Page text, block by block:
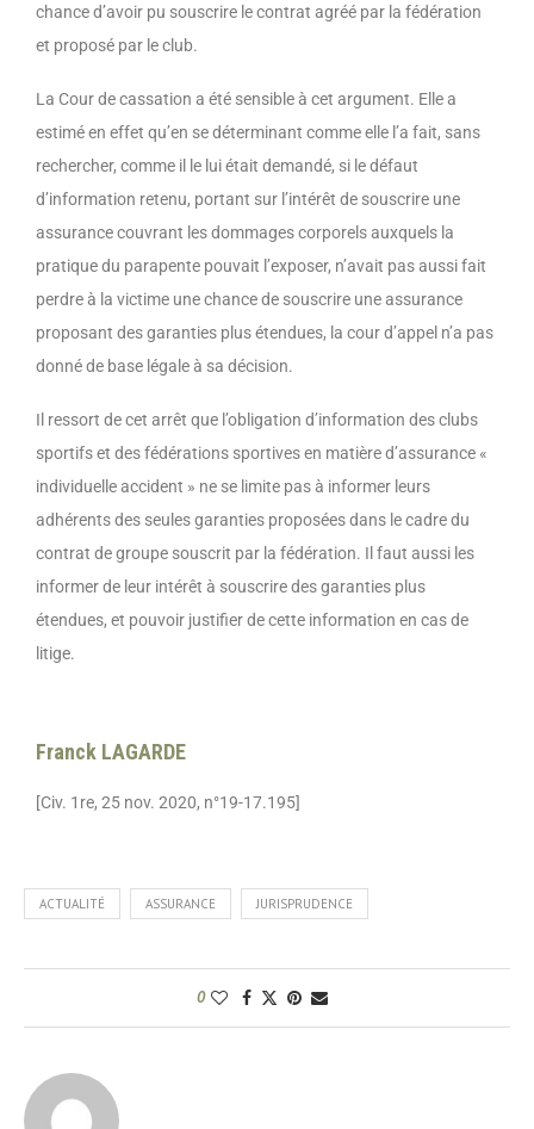
chance d’avoir pu souscrire le contrat agréé par la fédération
et proposé par le club.
La Cour de cassation a été sensible à cet argument. Elle a
estimé en effet qu’en se déterminant comme elle l’a fait, sans
rechercher, comme il le lui était demandé, si le défaut
d’information retenu, portant sur l’intérêt de souscrire une
assurance couvrant les dommages corporels auxquels la
pratique du parapente pouvait l’exposer, n’avait pas aussi fait
perdre à la victime une chance de souscrire une assurance
proposant des garanties plus étendues, la cour d’appel n’a pas
donné de base légale à sa décision.
Il ressort de cet arrêt que l’obligation d’information des clubs
sportifs et des fédérations sportives en matière d’assurance «
individuelle accident » ne se limite pas à informer leurs
adhérents des seules garanties proposées dans le cadre du
contrat de groupe souscrit par la fédération. Il faut aussi les
informer de leur intérêt à souscrire des garanties plus
étendues, et pouvoir justifier de cette information en cas de
litige.
Franck LAGARDE
[Civ. 1re, 25 nov. 2020, n°19-17.195]
ACTUALITÉ ASSURANCE JURISPRUDENCE
0